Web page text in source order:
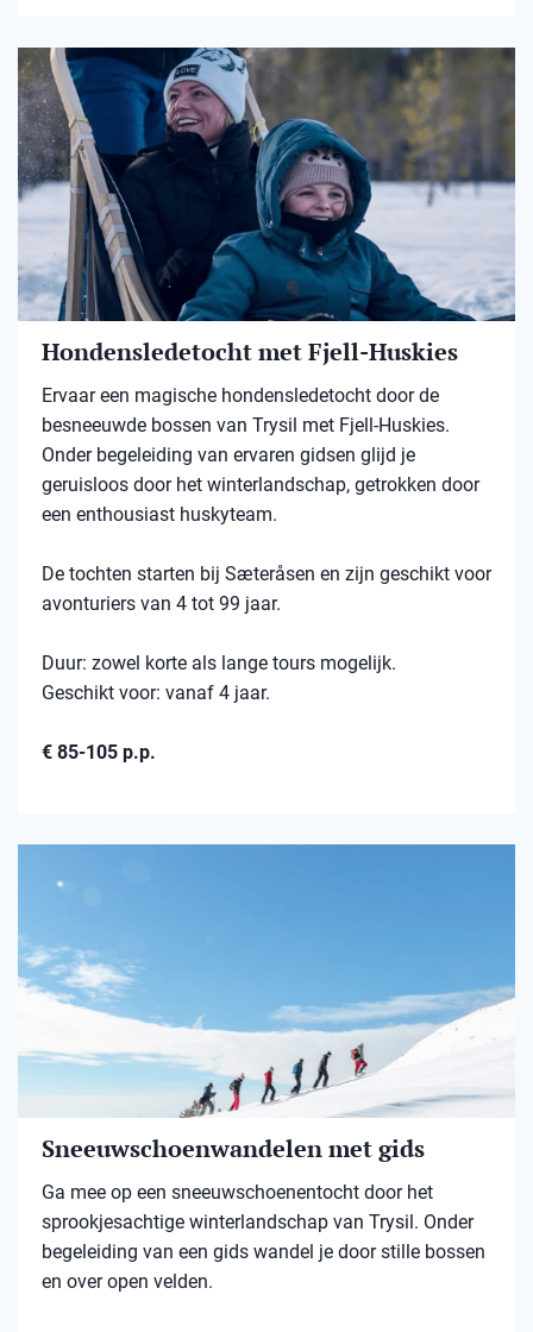
Hondensledetocht met Fjell-Huskies
Ervaar een magische hondensledetocht door de
besneeuwde bossen van Trysil met Fjell-Huskies.
Onder begeleiding van ervaren gidsen glijd je
geruisloos door het winterlandschap, getrokken door
een enthousiast huskyteam.
De tochten starten bij Sæteråsen en zijn geschikt voor
avonturiers van 4 tot 99 jaar.
Duur: zowel korte als lange tours mogelijk.
Geschikt voor: vanaf 4 jaar.
€ 85-105 p.p.
Sneeuwschoenwandelen met gids
Ga mee op een sneeuwschoenentocht door het
sprookjesachtige winterlandschap van Trysil. Onder
begeleiding van een gids wandel je door stille bossen
en over open velden.